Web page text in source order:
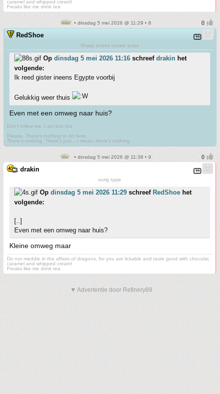
caramel and whipped cream!
Freaks like me drink tea
• dinsdag 5 mei 2026 @ 11:29 • 8
RedShoe
Sharp knives create scars
Op dinsdag 5 mei 2026 11:16 schreef drakin het
volgende:
Ik reed gister ineens Egypte voorbij
Gelukkig weer thuis
Even met een omweg naar huis?
Don't follow me. I am lost too
Please. There's nothing to do here.
There's nothing. There's just....I mean, there's nothing.
• dinsdag 5 mei 2026 @ 11:38 • 9
drakin
vurig typje
Op dinsdag 5 mei 2026 11:29 schreef RedShoe het
volgende:
[..]
Even met een omweg naar huis?
Kleine omweg maar
Do not meddle in the affairs of dragons, for you are lickable and taste good with chocolat,
caramel and whipped cream!
Freaks like me drink tea
▼ Advertentie door Refinery89